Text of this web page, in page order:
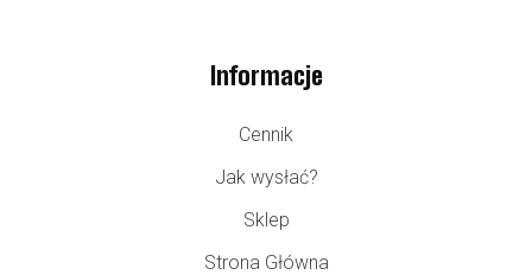
Informacje
Cennik
Jak wysłać?
Sklep
Strona Główna